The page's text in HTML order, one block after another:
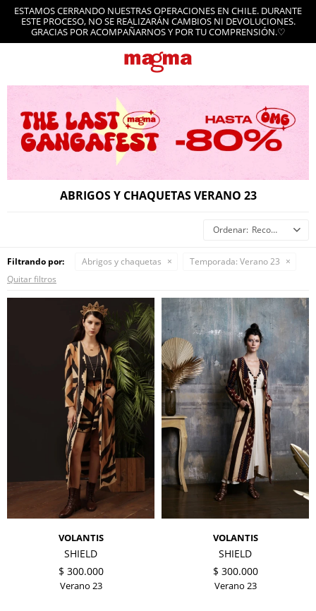
ESTAMOS CERRANDO NUESTRAS OPERACIONES EN CHILE. DURANTE
ESTE PROCESO, NO SE REALIZARÁN CAMBIOS NI DEVOLUCIONES.
GRACIAS POR ACOMPAÑARNOS Y POR TU COMPRENSIÓN.♡
ABRIGOS Y CHAQUETAS VERANO 23
Recomendados
Filtrando por: Abrigos y chaquetas Temporada: Verano 23
Quitar filtros
VOLANTIS
SHIELD
$ 300.000
Verano 23
VOLANTIS
SHIELD
$ 300.000
Verano 23